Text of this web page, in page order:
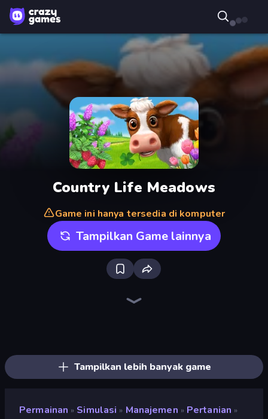
Country Life Meadows
Game ini hanya tersedia di komputer
Tampilkan Game lainnya
Tampilkan lebih banyak game
Permainan » Simulasi » Manajemen » Pertanian »